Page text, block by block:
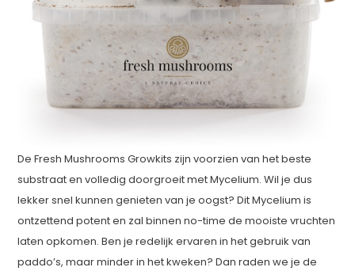
De Fresh Mushrooms Growkits zijn voorzien van het beste
substraat en volledig doorgroeit met Mycelium. Wil je dus
lekker snel kunnen genieten van je oogst? Dit Mycelium is
ontzettend potent en zal binnen no-time de mooiste vruchten
laten opkomen. Ben je redelijk ervaren in het gebruik van
paddo’s, maar minder in het kweken? Dan raden we je de